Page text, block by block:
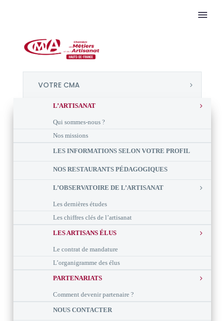
VOTRE CMA
L’ARTISANAT
Qui sommes-nous ?
Nos missions
LES INFORMATIONS SELON VOTRE PROFIL
NOS RESTAURANTS PÉDAGOGIQUES
L’OBSERVATOIRE DE L’ARTISANAT
Les dernières études
Les chiffres clés de l’artisanat
LES ARTISANS ÉLUS
Le contrat de mandature
L’organigramme des élus
PARTENARIATS
Comment devenir partenaire ?
NOUS CONTACTER